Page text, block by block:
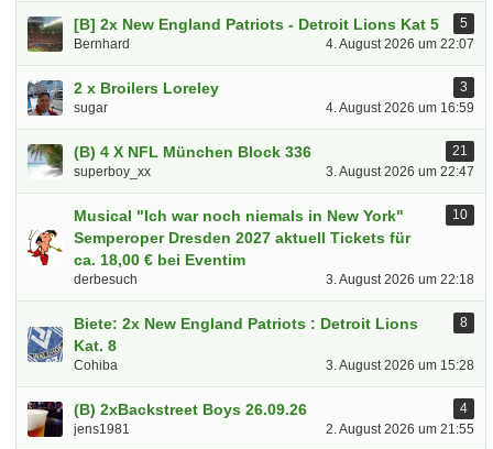
[B] 2x New England Patriots - Detroit Lions Kat 5
5
Bernhard
4. August 2026 um 22:07
2 x Broilers Loreley
3
sugar
4. August 2026 um 16:59
(B) 4 X NFL München Block 336
21
superboy_xx
3. August 2026 um 22:47
Musical "Ich war noch niemals in New York"
Semperoper Dresden 2027 aktuell Tickets für
ca. 18,00 € bei Eventim
10
derbesuch 3. August 2026 um 22:18
Biete: 2x New England Patriots : Detroit Lions
Kat. 8
8
Cohiba 3. August 2026 um 15:28
(B) 2xBackstreet Boys 26.09.26
4
jens1981
2. August 2026 um 21:55